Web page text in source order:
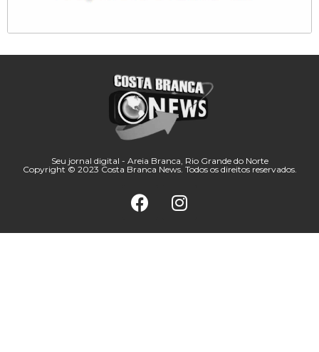
Seu jornal digital - Areia Branca, Rio Grande do Norte
Copyright © 2023 Costa Branca News. Todos os direitos reservados.